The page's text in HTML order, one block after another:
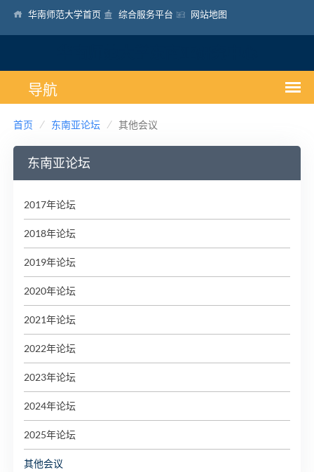
华南师范大学首页 综合服务平台 网站地图
首页 东南亚论坛 其他会议
东南亚论坛
2017年论坛
2018年论坛
2019年论坛
2020年论坛
2021年论坛
2022年论坛
2023年论坛
2024年论坛
2025年论坛
其他会议